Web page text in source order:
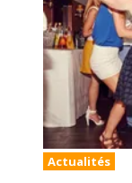
Actualités